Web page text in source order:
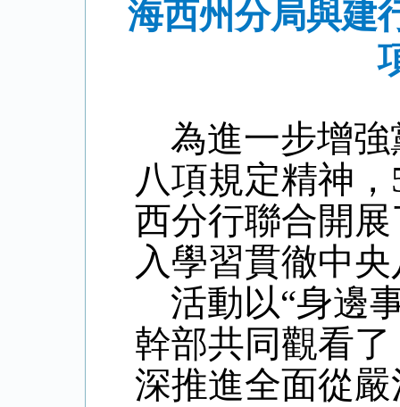
海西州分局與建
為進一步增
八項規定精神
西分行聯合開
入學習貫徹中
活動以“身邊
幹部共同觀看
深推進全面從